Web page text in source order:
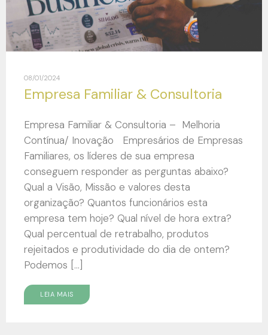
08/01/2024
Empresa Familiar & Consultoria
Empresa Familiar & Consultoria – Melhoria
Contínua/ Inovação Empresários de Empresas
Familiares, os líderes de sua empresa
conseguem responder as perguntas abaixo?
Qual a Visão, Missão e valores desta
organização? Quantos funcionários esta
empresa tem hoje? Qual nível de hora extra?
Qual percentual de retrabalho, produtos
rejeitados e produtividade do dia de ontem?
Podemos […]
LEIA MAIS